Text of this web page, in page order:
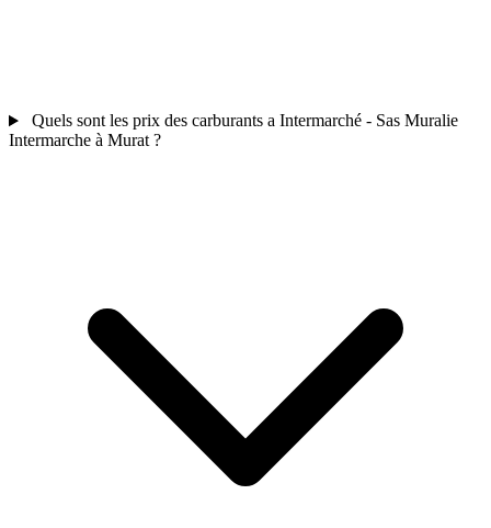
Quels sont les prix des carburants a Intermarché - Sas Muralie
Intermarche à Murat ?